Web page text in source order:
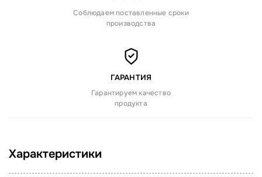
Соблюдаем поставленные сроки
производства
ГАРАНТИЯ
Гарантируем качество
продукта
Характеристики